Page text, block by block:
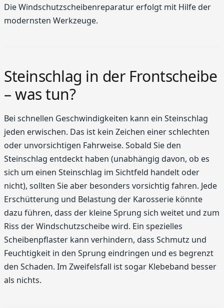
Die Windschutzscheibenreparatur erfolgt mit Hilfe der
modernsten Werkzeuge.
Steinschlag in der Frontscheibe
– was tun?
Bei schnellen Geschwindigkeiten kann ein Steinschlag
jeden erwischen. Das ist kein Zeichen einer schlechten
oder unvorsichtigen Fahrweise. Sobald Sie den
Steinschlag entdeckt haben (unabhängig davon, ob es
sich um einen Steinschlag im Sichtfeld handelt oder
nicht), sollten Sie aber besonders vorsichtig fahren. Jede
Erschütterung und Belastung der Karosserie könnte
dazu führen, dass der kleine Sprung sich weitet und zum
Riss der Windschutzscheibe wird. Ein spezielles
Scheibenpflaster kann verhindern, dass Schmutz und
Feuchtigkeit in den Sprung eindringen und es begrenzt
den Schaden. Im Zweifelsfall ist sogar Klebeband besser
als nichts.